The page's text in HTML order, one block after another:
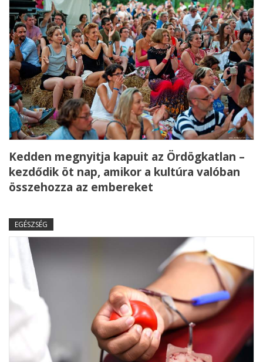
Kedden megnyitja kapuit az Ördögkatlan –
kezdődik öt nap, amikor a kultúra valóban
összehozza az embereket
EGÉSZSÉG